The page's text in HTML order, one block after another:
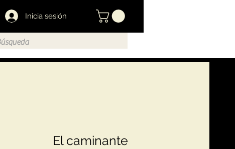
Inicia sesión
El caminante